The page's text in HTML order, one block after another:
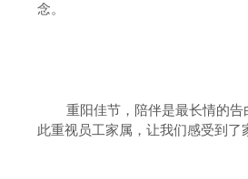
念。
重阳佳节，陪伴是最长情的
此重视员工家属，让我们感受到了